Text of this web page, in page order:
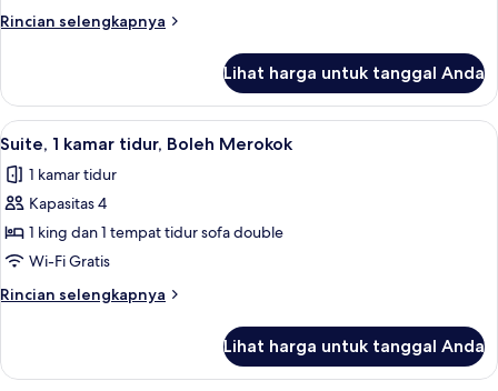
Tempat
Tidur
Rincian selengkapnya
Rincian
Studio,
Tempat
Queen
Lihat harga untuk tanggal Anda
Lihat
semua
foto
untuk
Suite,
1
kamar
tidur,
Merokok
Smart TV, Netflix, dan layanan
7
Suite, 1 kamar tidur, Boleh Merokok
1 kamar tidur
Kapasitas 4
1 king dan 1 tempat tidur sofa double
Wi-Fi Gratis
Rincian selengkapnya
Rincian
Suite,
Lihat harga untuk tanggal Anda